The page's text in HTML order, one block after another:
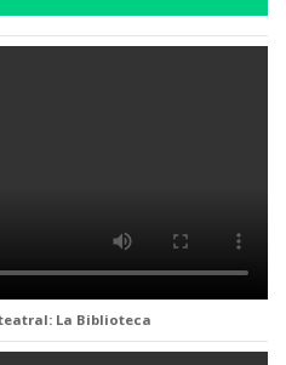
La Biblioteca